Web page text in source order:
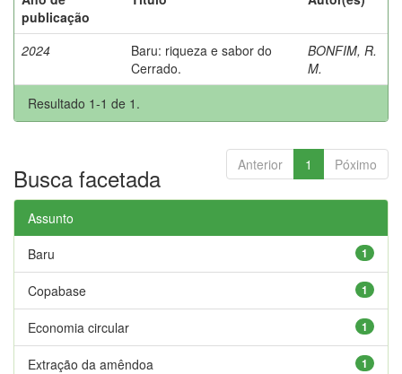
publicação
2024
Baru: riqueza e sabor do
Cerrado.
BONFIM, R.
M.
Resultado 1-1 de 1.
Anterior 1 Póximo
Busca facetada
Assunto
1
Baru
1
Copabase
1
Economia circular
1
Extração da amêndoa